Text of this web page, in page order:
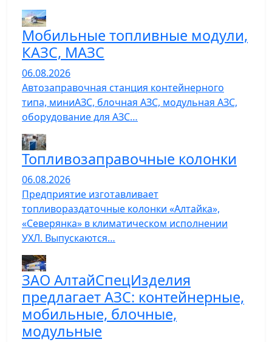
Мобильные топливные модули,
КАЗС, МАЗС
06.08.2026
Автозаправочная станция контейнерного
типа, миниАЗС, блочная АЗС, модульная АЗС,
оборудование для АЗС…
Топливозаправочные колонки
06.08.2026
Предприятие изготавливает
топливораздаточные колонки «Алтайка»,
«Северянка» в климатическом исполнении
УХЛ. Выпускаются…
ЗАО АлтайСпецИзделия
предлагает АЗС: контейнерные,
мобильные, блочные,
модульные